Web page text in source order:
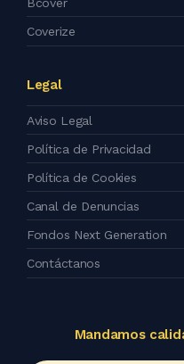
Bcover
Coverize
Legal
Aviso Legal
Política de Privacidad
Política de Cookies
Canal de Denuncias
Fondos Next Generation
Contáctanos
Mandamos